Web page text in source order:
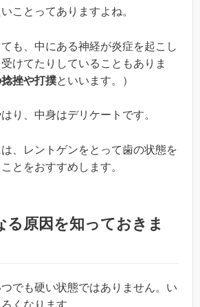
ことってありますよね。
も、中にある神経が炎症を起こし
けてたりしていることもありま
挫や打撲といいます。）
り、中身はデリケートです。
、レントゲンをとって歯の状態を
とをおすすめします。
る原因を知っておきま
でも硬い状態ではありません。い
くなります。